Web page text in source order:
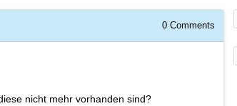
0 Comments
nicht mehr vorhanden sind?